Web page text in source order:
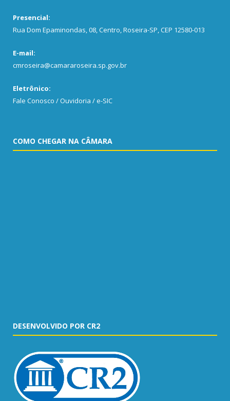
Presencial:
Rua Dom Epaminondas, 08, Centro, Roseira-SP, CEP 12580-013
E-mail:
cmroseira@camararoseira.sp.gov.br
Eletrônico:
Fale Conosco / Ouvidoria / e-SIC
COMO CHEGAR NA CÂMARA
DESENVOLVIDO POR CR2